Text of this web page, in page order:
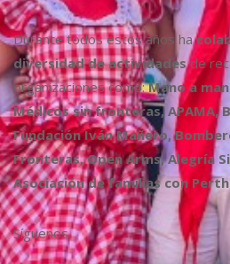
Durante todos estos años ha
diversidad de actividadesde
organizaciones como:Mano a
Médicos sin fronteras, APAMA,
Fundación Iván Mañero,
Fronteras, Open Arms, Alegría
Asociación de familias con
Síguenos